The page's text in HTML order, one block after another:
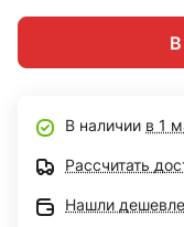
В наличии в 1
Рассчитать
Нашли